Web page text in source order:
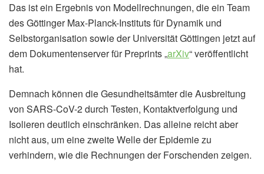
Das ist ein Ergebnis von Modellrechnungen, die ein Team
des Göttinger Max-Planck-Instituts für Dynamik und
Selbstorganisation sowie der Universität Göttingen jetzt auf
dem Dokumentenserver für Preprints „arXiv“ veröffentlicht
hat.
Demnach können die Gesundheitsämter die Ausbreitung
von SARS-CoV-2 durch Testen, Kontaktverfolgung und
Isolieren deutlich einschränken. Das alleine reicht aber
nicht aus, um eine zweite Welle der Epidemie zu
verhindern, wie die Rechnungen der Forschenden zeigen.